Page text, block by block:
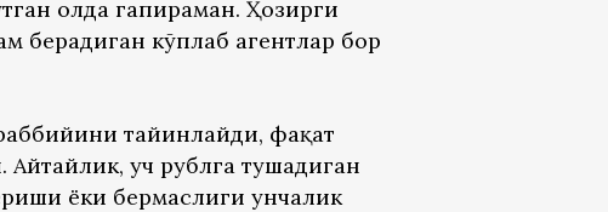
ҳолда гапираман. Ҳозирги
берадиган кўплаб агентлар бор
тайинлайди, фақат
уч рублга тушадиган
ёки бермаслиги унчалик